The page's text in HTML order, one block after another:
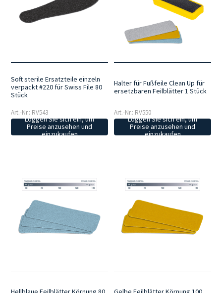
Soft sterile Ersatzteile einzeln
verpackt #220 für Swiss File 80
Stück
Art.-Nr.: RV543
Loggen Sie sich ein, um
Preise anzusehen und
einzukaufen
Halter für Fußfeile Clean Up für
ersetzbaren Feilblätter 1 Stück
Art.-Nr.: RV550
Loggen Sie sich ein, um
Preise anzusehen und
einzukaufen